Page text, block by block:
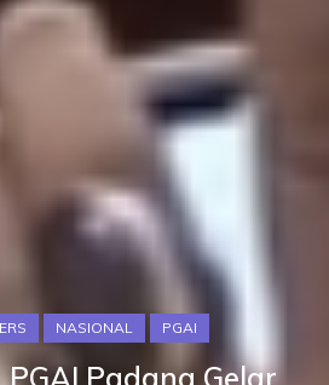
NASIONAL PGAI
Padang Gelar